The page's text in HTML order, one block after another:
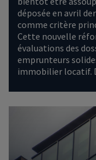
déposée en avril
comme critère
Cette nouvelle
évaluations des
emprunteurs
immobilier locatif.